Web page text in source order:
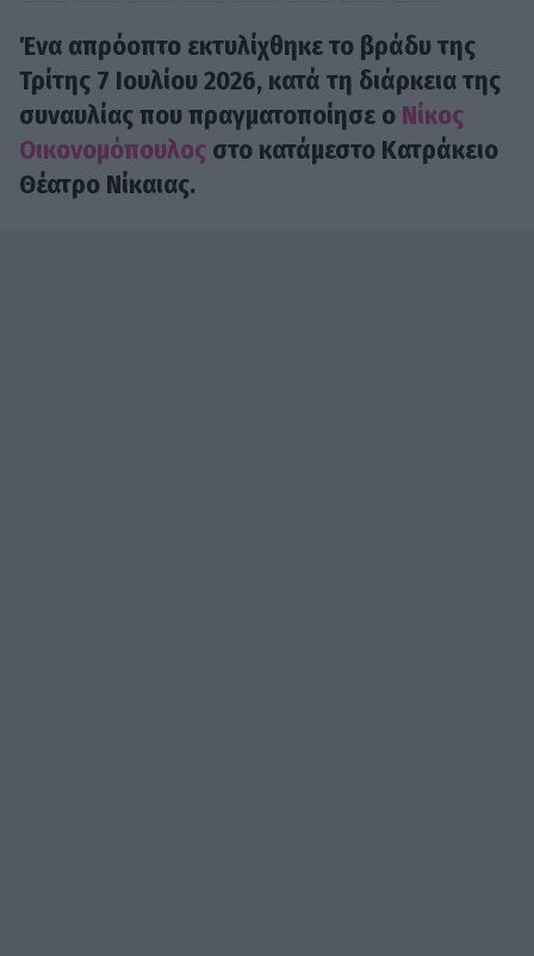
Ένα απρόοπτο εκτυλίχθηκε το βράδυ της
Τρίτης 7 Ιουλίου 2026, κατά τη διάρκεια της
συναυλίας που πραγματοποίησε ο Νίκος
Οικονομόπουλος στο κατάμεστο Κατράκειο
Θέατρο Νίκαιας.